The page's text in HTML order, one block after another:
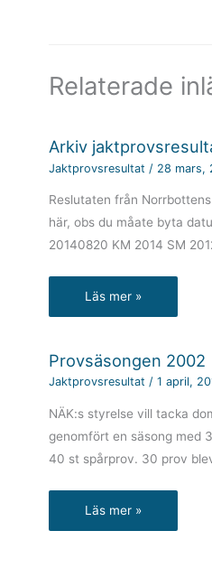
Relaterade
Arkiv
Jaktprovsresultat / 28 mars,
Reslutaten från
här, obs du måate byta
20140820 KM 2014 SM
Läs mer »
Provsäsongen 2002
Jaktprovsresultat /1 april,
NÄK:s styrelse vill tacka
genomfört en säsong med
40 st spårprov. 30 prov
Läs mer »